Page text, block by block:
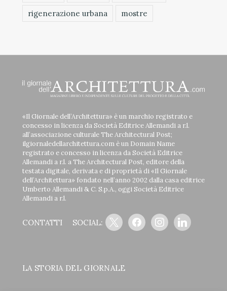
rigenerazione urbana
mostre
«Il Giornale dell’Architettura» è un marchio registrato e
concesso in licenza da Società Editrice Allemandi a r.l.
all’associazione culturale The Architectural Post;
ilgiornaledellarchitettura.com è un Domain Name
registrato e concesso in licenza da Società Editrice
Allemandi a r.l. a The Architectural Post, editore della
testata digitale, derivata e di proprietà di «Il Giornale
dell’Architettura» fondato nell’anno 2002 dalla casa editrice
Umberto Allemandi & C. S.p.A., oggi Società Editrice
Allemandi a r.l.
CONTATTI SOCIAL:
x facebookinstagramlinkedin
LA STORIA DEL GIORNALE